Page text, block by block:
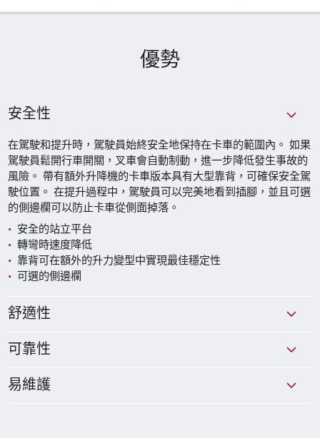
優勢
安全性
在駕駛和提升時，駕駛員始終安全地保持在卡車的範圍內。 如果
駕駛員鬆開行車開關，叉車會自動制動，進一步降低發生事故的
風險。 帶有額外升降機的卡車版本具有大型靠背，可確保安全駕
駛位置。 在提升過程中，駕駛員可以完美地看到插腳，並且可選
的側邊欄可以防止卡車從側面掉落。
安全的站立平台
轉彎時速度降低
靠背可在額外的升力變型中實現最佳穩定性
可選的側邊欄
舒適性
可靠性
易維護